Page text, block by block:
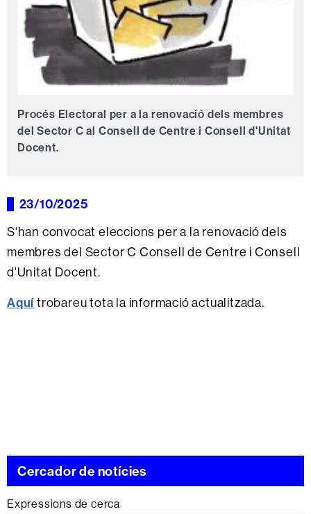
Procés Electoral per a la renovació dels membres
del Sector C al Consell de Centre i Consell d'Unitat
Docent.
23/10/2025
S'han convocat eleccions per a la renovació dels
membres del Sector C Consell de Centre i Consell
d'Unitat Docent.
Aquítrobareu tota la informació actualitzada.
Cercador de notícies
Expressions de cerca